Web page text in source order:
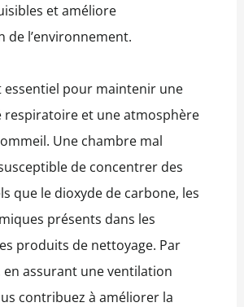
et améliore
de l’environnement.
essentiel pour maintenir une
respiratoire et une atmosphère
Une chambre mal
de concentrer des
que le dioxyde de carbone, les
présents dans les
produits de nettoyage. Par
en assurant une ventilation
contribuez à améliorer la